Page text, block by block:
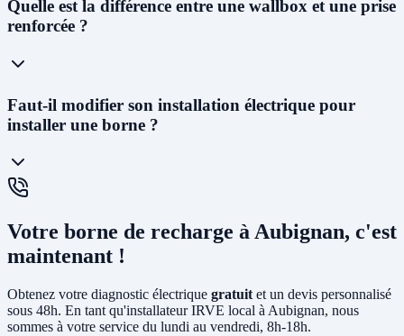
Vedène
. Nous pouvons vous proposer un diagnostic électrique dans
les48 à 72h et planifier l'installation généralement dans la semaine
Quelle est la différence entre une wallbox et une prise
renforcée ?
Laprise renforcée (Green'Up)délivre 3,2kW et permet de
recharger un véhicule en 12 à 20h. C'est la solution la plus
économique. La wallbox (7kW à 22kW) est beaucoup plus rapide
smartphone, et obligatoire pour certains types de véhicules. C'est la
solution recommandée pour un usage quotidien.
Faut-il modifier son installation électrique pour
installer une borne ?
Cela dépend de votre installation existante. Dans la plupart des
depuis le tableau électrique et poser un disjoncteur différentiel
spécifique. Si votre abonnement est trop faible, il peut être
nécessaire d'augmenter la puissance souscrite
Votre borne de recharge à Aubignan, c'est
maintenant !
Obtenez votre diagnostic électrique gratuit et un devis personnalisé
sous 48h. En tant qu'installateur IRVE local à Aubignan, nous
sommes à votre service du lundi au vendredi, 8h-18h.